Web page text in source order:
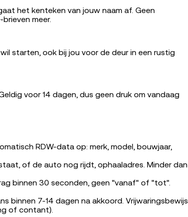
het kenteken van jouw naam af. Geen
meer.
starten, ook bij jou voor de deur in een rustig
voor 14 dagen, dus geen druk om vandaag
RDW-data op: merk, model, bouwjaar,
of de auto nog rijdt, ophaaladres. Minder dan
binnen 30 seconden, geen "vanaf" of "tot".
binnen 7-14 dagen na akkoord. Vrijwaringsbewijs
of contant).